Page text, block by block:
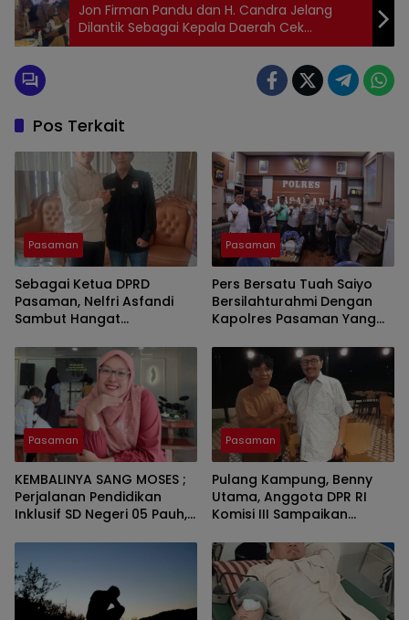
Jon Firman Pandu dan H. Candra Jelang
Dilantik Sebagai Kepala Daerah Cek
Kesehatan Di Kemendagri
Pos Terkait
Pasaman
Sebagai Ketua DPRD
Pasaman, Nelfri Asfandi
Sambut Hangat
Tuah Saiyo.
Pasaman
Pers Bersatu Tuah Saiyo
Bersilahturahmi Dengan
Kapolres Pasaman Yang
Pasaman
KEMBALINYA SANG MOSES ;
Perjalanan Pendidikan
Inklusif SD Negeri 05 Pauh,
Oleh : Rahmawati Ismar SS
( Guru SDN Pauh , Lubuk
Sikaping, Pasaman.)
Pasaman
Pulang Kampung, Benny
Utama, Anggota DPR RI
Komisi III Sampaikan
Wartawan Di Pasaman